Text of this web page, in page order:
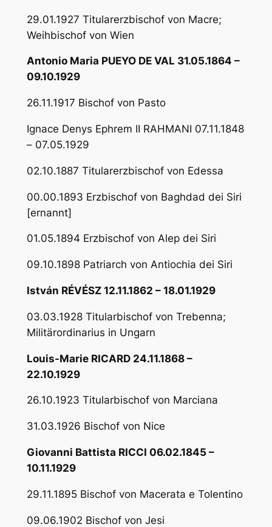
29.01.1927 Titularerzbischof von Macre;
Weihbischof von Wien
Antonio Maria PUEYO DE VAL 31.05.1864 –
09.10.1929
26.11.1917 Bischof von Pasto
Ignace Denys Ephrem II RAHMANI 07.11.1848
– 07.05.1929
02.10.1887 Titularerzbischof von Edessa
00.00.1893 Erzbischof von Baghdad dei Siri
[ernannt]
01.05.1894 Erzbischof von Alep dei Siri
09.10.1898 Patriarch von Antiochia dei Siri
István RÉVÉSZ 12.11.1862 – 18.01.1929
03.03.1928 Titularbischof von Trebenna;
Militärordinarius in Ungarn
Louis-Marie RICARD 24.11.1868 –
22.10.1929
26.10.1923 Titularbischof von Marciana
31.03.1926 Bischof von Nice
Giovanni Battista RICCI 06.02.1845 –
10.11.1929
29.11.1895 Bischof von Macerata e Tolentino
09.06.1902 Bischof von Jesi